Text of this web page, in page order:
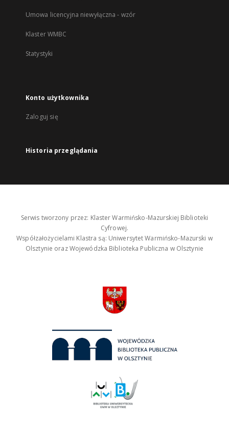
Umowa licencyjna niewyłączna - wzór
Klaster WMBC
Statystyki
Konto użytkownika
Zaloguj się
Historia przeglądania
Serwis tworzony przez: Klaster Warmińsko-Mazurskiej Biblioteki
Cyfrowej.
Współzałożycielami Klastra są: Uniwersytet Warmińsko-Mazurski w
Olsztynie oraz Wojewódzka Biblioteka Publiczna w Olsztynie